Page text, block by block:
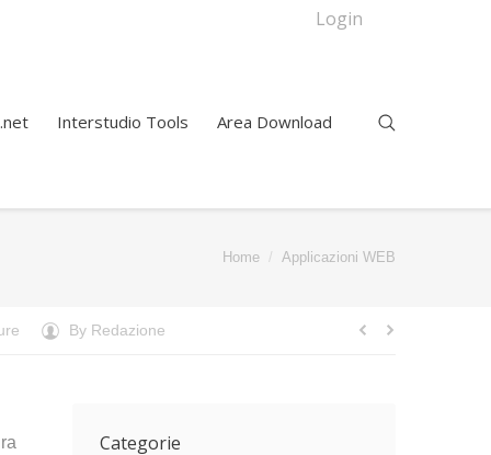
Login
Interstudio Tools Area Download
Home Applicazioni WEB
By Redazione
Categorie